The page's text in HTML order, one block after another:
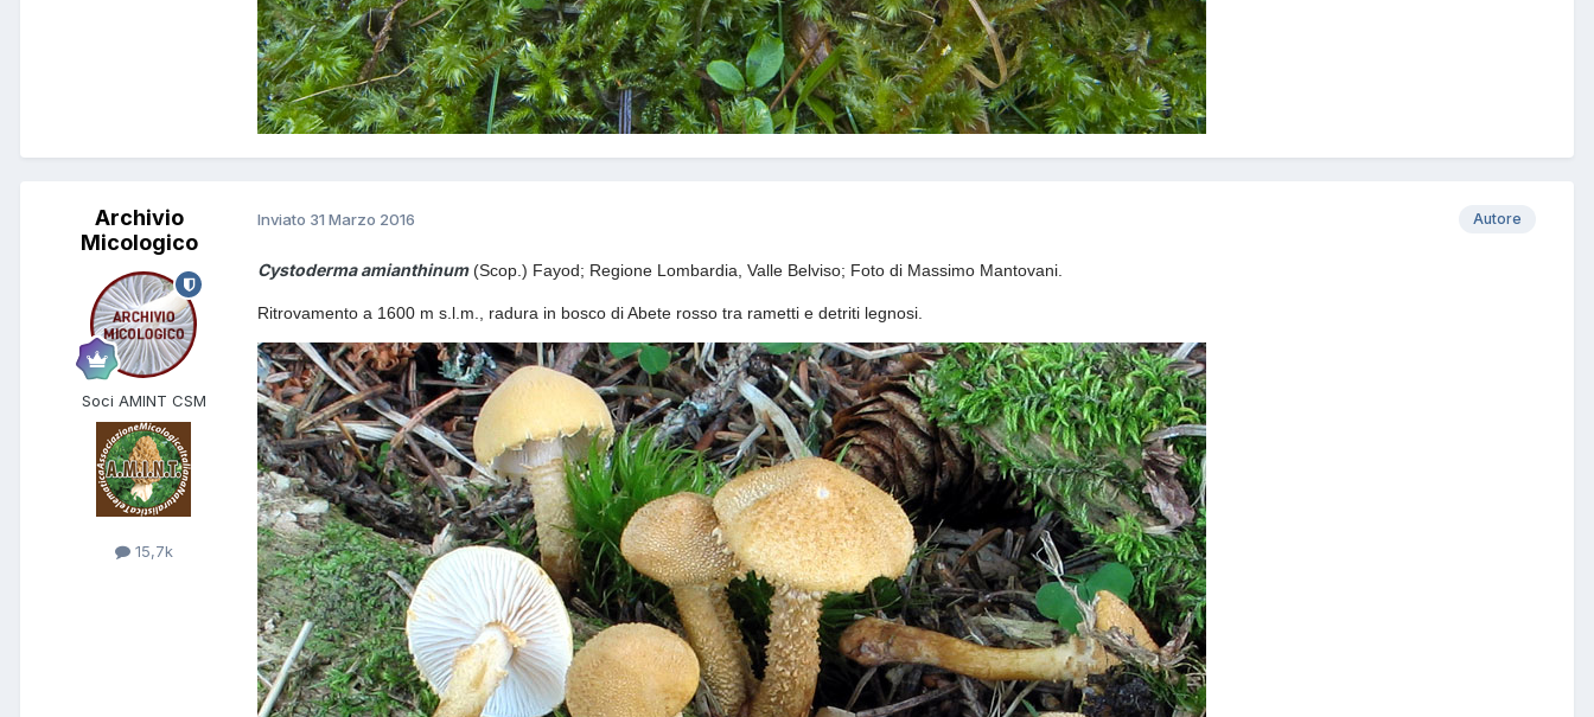
Archivio
Micologico
Soci AMINT CSM
15,7k
Autore
Inviato 31 Marzo 2016
Cystoderma amianthinum(Scop.) Fayod; Regione Lombardia, Valle Belviso; Foto di Massimo Mantovani.
Ritrovamento a 1600 m s.l.m., radura in bosco di Abete rosso tra rametti e detriti legnosi.